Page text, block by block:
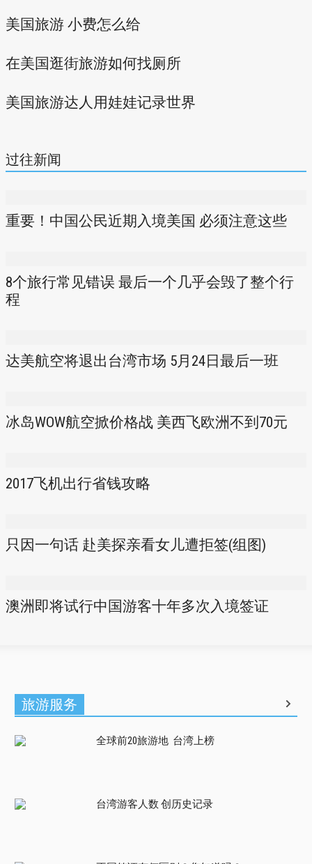
美国旅游 小费怎么给
在美国逛街旅游如何找厕所
美国旅游达人用娃娃记录世界
过往新闻
重要！中国公民近期入境美国 必须注意这些
8个旅行常见错误 最后一个几乎会毁了整个行
程
达美航空将退出台湾市场 5月24日最后一班
冰岛WOW航空掀价格战 美西飞欧洲不到70元
2017飞机出行省钱攻略
只因一句话 赴美探亲看女儿遭拒签(组图)
澳洲即将试行中国游客十年多次入境签证
旅游服务
全球前20旅游地 台湾上榜
台湾游客人数 创历史记录